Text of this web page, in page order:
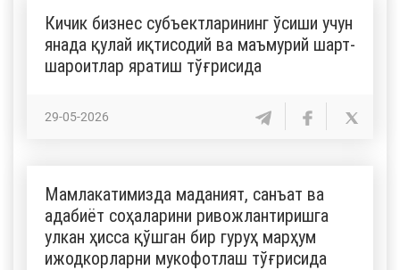
Кичик бизнес субъектларининг ўсиши учун
янада қулай иқтисодий ва маъмурий шарт-
шароитлар яратиш тўғрисида
29-05-2026
Мамлакатимизда маданият, санъат ва
адабиёт соҳаларини ривожлантиришга
улкан ҳисса қўшган бир гуруҳ марҳум
ижодкорларни мукофотлаш тўғрисида